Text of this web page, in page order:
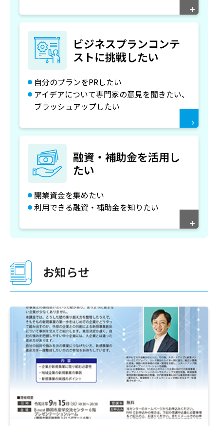
ビジネスプランコンテ
ストに挑戦したい
自分のプランをPRしたい
アイデアについて専門家の意見を聞きたい、
ブラッシュアップしたい
融資・補助金を活用し
たい
開業資金を集めたい
利用できる融資・補助金を知りたい
お知らせ